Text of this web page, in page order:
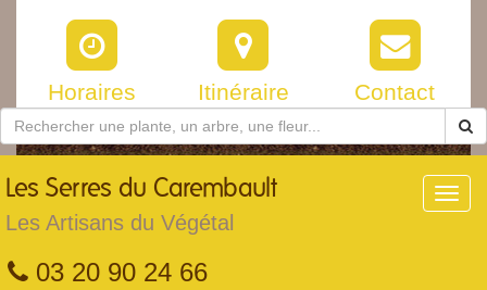
Horaires Itinéraire Contact
Les Serres du Carembault
Les Artisans du Végétal
03 20 90 24 66